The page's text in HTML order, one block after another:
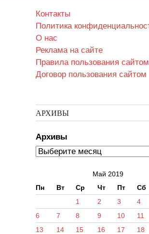
Контакты
Политика
О нас
Реклама на сайте
Правила пользования сайтом
Договор пользования сайтом
АРХИВЫ
Архивы
Май 2019
Пн
Вт Ср Чт Пт Сб
1 2 3 4
6
7 8 9 10 11
13
14 15 16 17 18